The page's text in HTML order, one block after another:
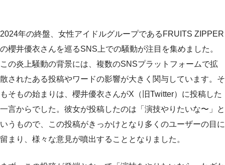
2024年の終盤、女性アイドルグループであるFRUITS ZIPPER
の櫻井優衣さんを巡るSNS上での騒動が注目を集めました。
この炎上騒動の背景には、複数のSNSプラットフォームで拡
散されたある投稿やワードの影響が大きく関与しています。そ
もそもの始まりは、櫻井優衣さんがX（旧Twitter）に投稿した
一言からでした。彼女が投稿したのは「演技やりたいな〜」と
いうもので、この投稿がきっかけとなり多くのユーザーの目に
留まり、様々な意見が噴出することとなりました。